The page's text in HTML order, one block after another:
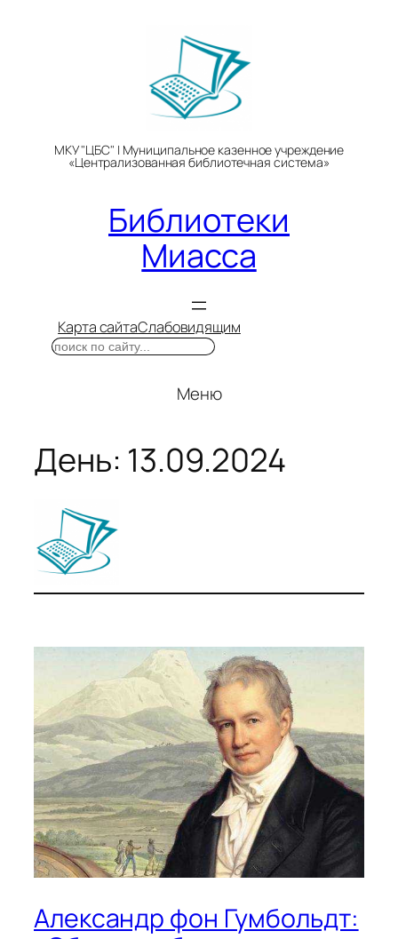
МКУ "ЦБС" | Муниципальное казенное учреждение
«Централизованная библиотечная система»
Библиотеки
Миасса
Карта сайтаСлабовидящим
Поиск
Меню
День: 13.09.2024
Александр фон Гумбольдт: